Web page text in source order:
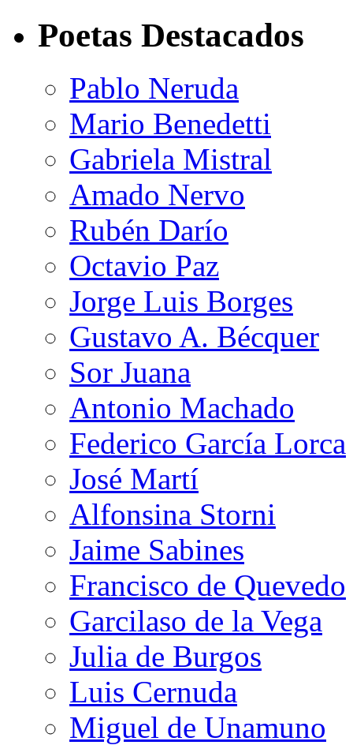
Poetas Destacados
Pablo Neruda
Mario Benedetti
Gabriela Mistral
Amado Nervo
Rubén Darío
Octavio Paz
Jorge Luis Borges
Gustavo A. Bécquer
Sor Juana
Antonio Machado
Federico García Lorca
José Martí
Alfonsina Storni
Jaime Sabines
Francisco de Quevedo
Garcilaso de la Vega
Julia de Burgos
Luis Cernuda
Miguel de Unamuno